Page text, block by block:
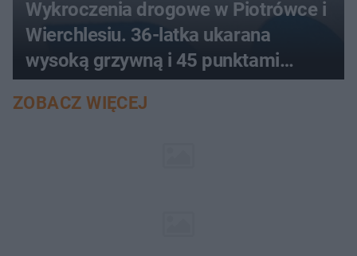
Wykroczenia drogowe w Piotrówce i
Wierchlesiu. 36-latka ukarana
wysoką grzywną i 45 punktami
karnymi
ZOBACZ WIĘCEJ